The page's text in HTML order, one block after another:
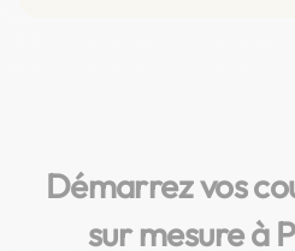
Démarrez vos
sur mesure à